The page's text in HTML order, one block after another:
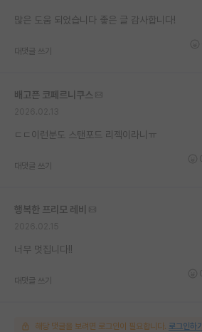
많은 도움 되었습니다 좋은 글 감사합니다!
대댓글 쓰기
배고픈 코페르니쿠스
ㄷㄷ이런분도 스탠포드 리젝이라니ㅠ
대댓글 쓰기
행복한 프리모 레비
너무 멋집니다!!
대댓글 쓰기
해당 댓글을 보려면 로그인이 필요합니다. 로그인하기